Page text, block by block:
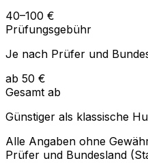
40–100 €
Prüfungsgebühr
Je nach Prüfer und
ab 50 €
Gesamt ab
Günstiger als klassische
Alle Angaben ohne
Prüfer und Bundesland